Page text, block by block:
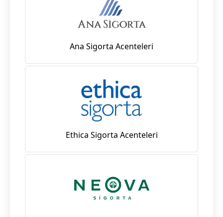
Ana Sigorta Acenteleri
Ethica Sigorta Acenteleri